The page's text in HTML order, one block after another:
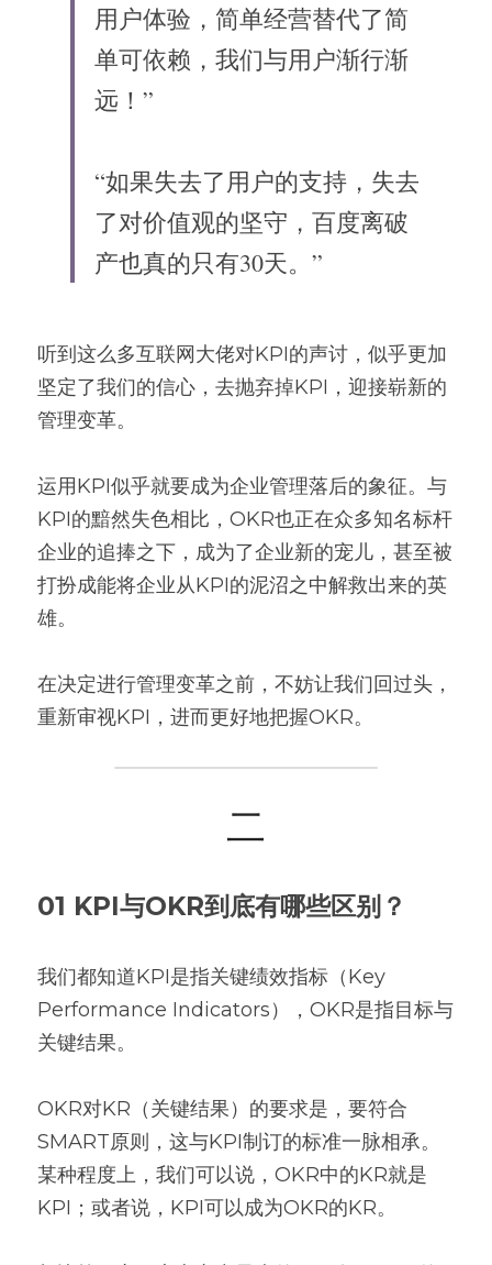
用户体验，简单经营替代了简
单可依赖，我们与用户渐行渐
远！”
“如果失去了用户的支持，失去
了对价值观的坚守，百度离破
产也真的只有30天。”
听到这么多互联网大佬对KPI的声讨，似乎更加
坚定了我们的信心，去抛弃掉KPI，迎接崭新的
管理变革。
运用KPI似乎就要成为企业管理落后的象征。与
KPI的黯然失色相比，OKR也正在众多知名标杆
企业的追捧之下，成为了企业新的宠儿，甚至被
打扮成能将企业从KPI的泥沼之中解救出来的英
雄。
在决定进行管理变革之前，不妨让我们回过头，
重新审视KPI，进而更好地把握OKR。
二
01 KPI与OKR到底有哪些区别？
我们都知道KPI是指关键绩效指标（Key
Performance Indicators），OKR是指目标与
关键结果。
OKR对KR（关键结果）的要求是，要符合
SMART原则，这与KPI制订的标准一脉相承。
某种程度上，我们可以说，OKR中的KR就是
KPI；或者说，KPI可以成为OKR的KR。